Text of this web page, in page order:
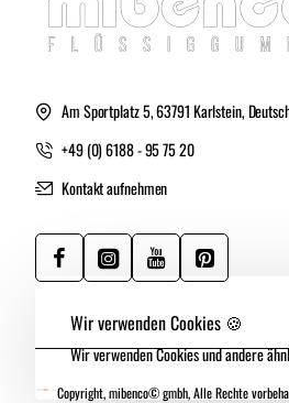
Wir verwenden Cookies 🍪
Wir verwenden Cookies und andere
Am Sportplatz 5, 63791 Karlstein,
+49 (0) 6188 - 95 75 20
Kontakt aufnehmen
Copyright, mibenco© gmbh, Alle Rechte